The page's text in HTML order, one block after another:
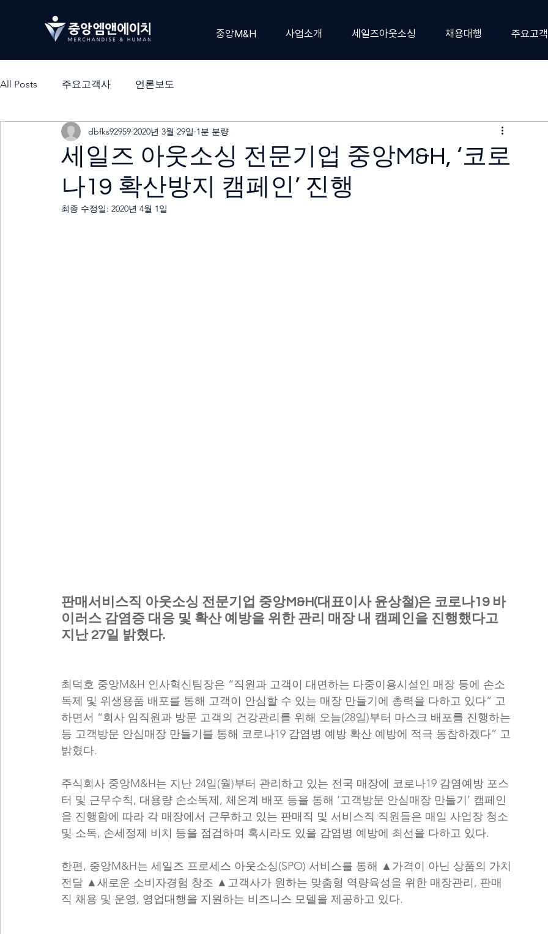
중앙M&H 사업소개 세일즈아웃소싱 채용대행 주요고
All Posts 주요고객사 언론보도
세일즈 아웃소싱 전문기업 중앙M&H, ‘코로
나19 확산방지 캠페인’ 진행
dbfks92959 2020년 3월 29일 1분 분량
최종 수정일: 2020년 4월 1일
판매서비스직 아웃소싱 전문기업 중앙M&H(대표이사 윤상철)은 코로나19 바
이러스 감염증 대응 및 확산 예방을 위한 관리 매장 내 캠페인을 진행했다고
지난 27일 밝혔다.
최덕호 중앙M&H 인사혁신팀장은 “직원과 고객이 대면하는 다중이용시설인 매장 등에 손소
독제 및 위생용품 배포를 통해 고객이 안심할 수 있는 매장 만들기에 총력을 다하고 있다” 고
하면서 “회사 임직원과 방문 고객의 건강관리를 위해 오늘(28일)부터 마스크 배포를 진행하는
등 고객방문 안심매장 만들기를 통해 코로나19 감염병 예방 확산 예방에 적극 동참하겠다” 고
밝혔다.
주식회사 중앙M&H는 지난 24일(월)부터 관리하고 있는 전국 매장에 코로나19 감염예방 포스
터 및 근무수칙, 대용량 손소독제, 체온계 배포 등을 통해 ‘고객방문 안심매장 만들기’ 캠페인
을 진행함에 따라 각 매장에서 근무하고 있는 판매직 및 서비스직 직원들은 매일 사업장 청소
및 소독, 손세정제 비치 등을 점검하며 혹시라도 있을 감염병 예방에 최선을 다하고 있다.
한편, 중앙M&H는 세일즈 프로세스 아웃소싱(SPO) 서비스를 통해 ▲가격이 아닌 상품의 가치
전달 ▲새로운 소비자경험 창조 ▲고객사가 원하는 맞춤형 역량육성을 위한 매장관리, 판매
직 채용 및 운영, 영업대행을 지원하는 비즈니스 모델을 제공하고 있다.